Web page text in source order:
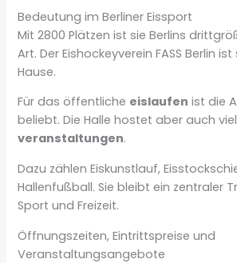
Bedeutung im Berliner Eissport
Mit 2800 Plätzen ist sie Berlins
Art. Der Eishockeyverein FASS Berlin ist
Hause.
Für das öffentliche eislaufen ist die
beliebt. Die Halle hostet aber auch
veranstaltungen.
Dazu zählen Eiskunstlauf,
Hallenfußball. Sie bleibt ein zentraler
Sport und Freizeit.
Öffnungszeiten, Eintrittspreise und
Veranstaltungsangebote